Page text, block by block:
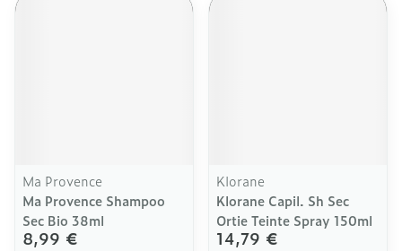
Ma Provence
Ma Provence Shampoo
Sec Bio 38ml
8,99 €
Klorane
Klorane Capil. Sh Sec
Ortie Teinte Spray 150ml
14,79 €